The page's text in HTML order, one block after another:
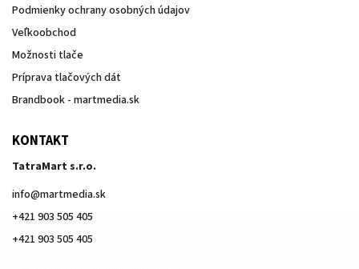
Podmienky ochrany osobných údajov
Veľkoobchod
Možnosti tlače
Príprava tlačových dát
Brandbook - martmedia.sk
KONTAKT
TatraMart s.r.o.
info@martmedia.sk
+421 903 505 405
+421 903 505 405